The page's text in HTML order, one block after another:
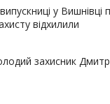
у Вишнівці
відхилили
захисник